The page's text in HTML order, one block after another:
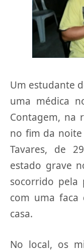
Um estudante
uma médica
Contagem, na
no fim da
Tavares, de
estado grave
socorrido pela
com uma faca
casa.
No local, os